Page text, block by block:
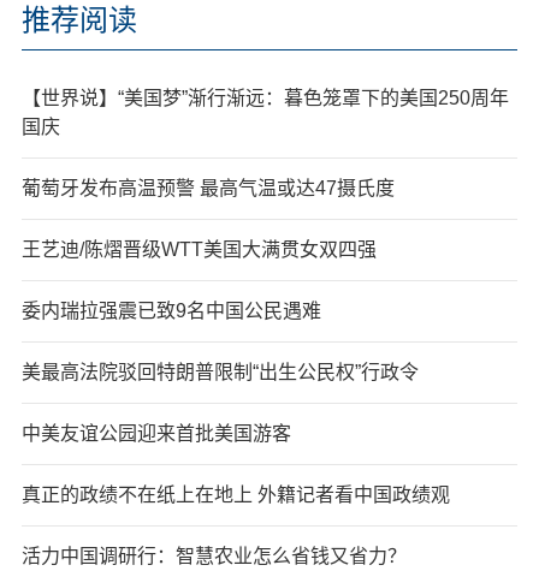
推荐阅读
【世界说】“美国梦”渐行渐远：暮色笼罩下的美国250周年
国庆
葡萄牙发布高温预警 最高气温或达47摄氏度
王艺迪/陈熠晋级WTT美国大满贯女双四强
委内瑞拉强震已致9名中国公民遇难
美最高法院驳回特朗普限制“出生公民权”行政令
中美友谊公园迎来首批美国游客
真正的政绩不在纸上在地上 外籍记者看中国政绩观
活力中国调研行：智慧农业怎么省钱又省力？